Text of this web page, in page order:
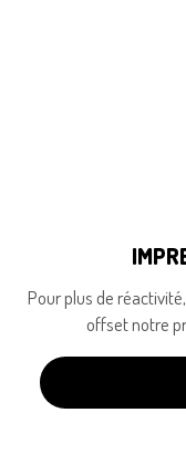
Pour plus de
offset notre